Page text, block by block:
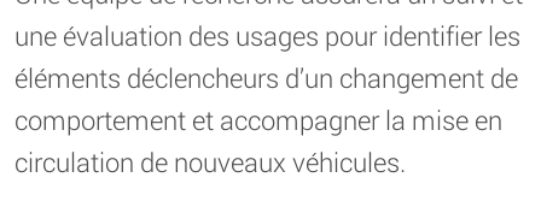
une évaluation des usages pour identifier les
éléments déclencheurs d’un changement de
comportement et accompagner la mise en
circulation de nouveaux véhicules.